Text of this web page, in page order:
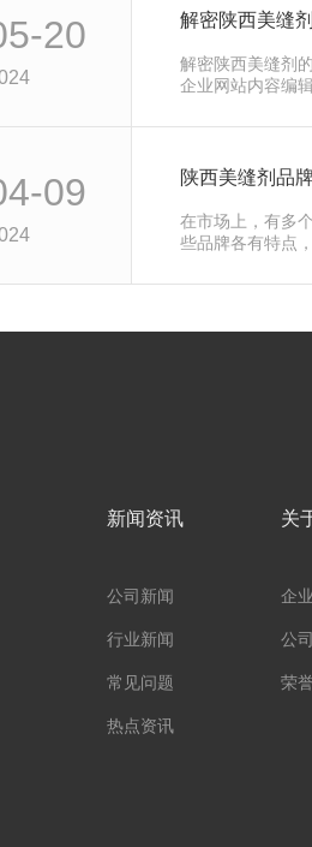
20 解密陕西美缝
解密陕西美缝剂
企业网站内容编
09 陕西美缝剂品
在市场上，有多
些品牌各有特点
新闻资讯
公司新闻
行业新闻
常见问题
热点资讯
关
企
公
荣